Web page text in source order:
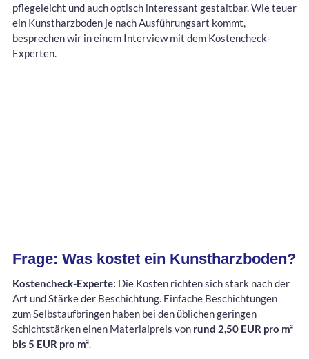
pflegeleicht und auch optisch interessant gestaltbar. Wie teuer
ein Kunstharzboden je nach Ausführungsart kommt,
besprechen wir in einem Interview mit dem Kostencheck-
Experten.
Frage: Was kostet ein Kunstharzboden?
Kostencheck-Experte: Die Kosten richten sich stark nach der
Art und Stärke der Beschichtung. Einfache Beschichtungen
zum Selbstaufbringen haben bei den üblichen geringen
Schichtstärken einen Materialpreis von rund 2,50 EUR pro m²
bis 5 EUR pro m².